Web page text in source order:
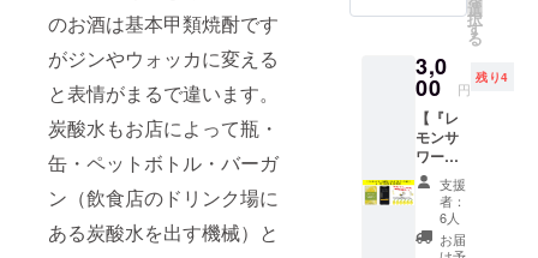
のお酒は基本甲類焼酎です
がジンやウォッカに変える
と表情がまるで違います。
炭酸水もお店によって瓶・
缶・ペットボトル・バーガ
ン（飲食店のドリンク場に
ある炭酸水を出す機械）と
して1年
前を入
れさせ
ていた
だきま
す！ ②
ご支援
いただ
いた
方々に
お礼
選
択
す
る
3,0
00 円
残り4
【『レ
モンサ
ワーの
世界』
コンセ
プト
ブック
提供＆
支援
者：
6人
お届